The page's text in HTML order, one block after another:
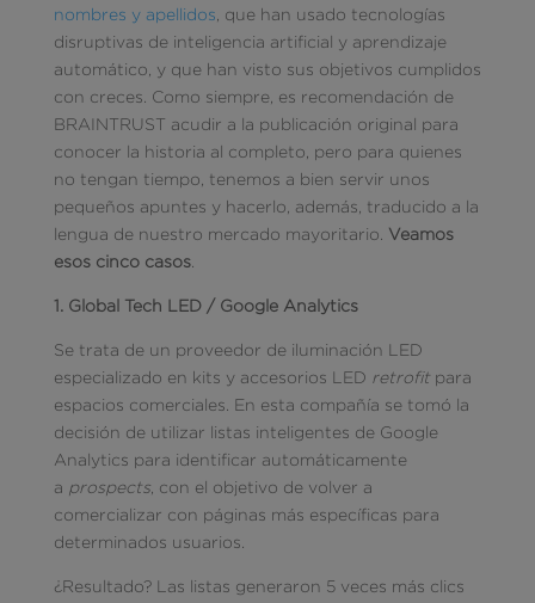
nombres y apellidos , que han usado tecnologías
disruptivas de inteligencia artificial y aprendizaje
automático, y que han visto sus objetivos cumplidos
con creces. Como siempre, es recomendación de
BRAINTRUST acudir a la publicación original para
conocer la historia al completo, pero para quienes
no tengan tiempo, tenemos a bien servir unos
pequeños apuntes y hacerlo, además, traducido a la
lengua de nuestro mercado mayoritario. Veamos
esos cinco casos.
1. Global Tech LED / Google Analytics
Se trata de un proveedor de iluminación LED
especializado en kits y accesorios LED retrofitpara
espacios comerciales. En esta compañía se tomó la
decisión de utilizar listas inteligentes de Google
Analytics para identificar automáticamente
a prospects, con el objetivo de volver a
comercializar con páginas más específicas para
determinados usuarios.
¿Resultado? Las listas generaron 5 veces más clics